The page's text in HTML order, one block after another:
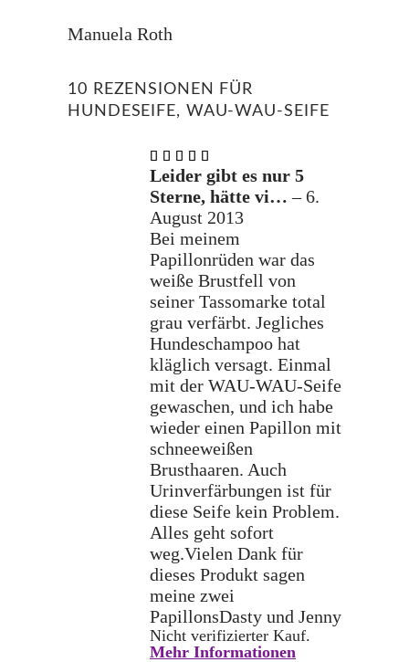
Manuela Roth
10 REZENSIONEN FÜR
HUNDESEIFE, WAU-WAU-SEIFE
mit
von 5
Leider gibt es nur 5
Sterne, hätte vi…– 6.
August 2013
Bei meinem
Papillonrüden war das
weiße Brustfell von
seiner Tassomarke total
grau verfärbt. Jegliches
Hundeschampoo hat
kläglich versagt. Einmal
mit der WAU-WAU-Seife
gewaschen, und ich habe
wieder einen Papillon mit
schneeweißen
Brusthaaren. Auch
Urinverfärbungen ist für
diese Seife kein Problem.
Alles geht sofort
weg.Vielen Dank für
dieses Produkt sagen
meine zwei
PapillonsDasty und Jenny
Nicht verifizierter Kauf.
Mehr Informationen